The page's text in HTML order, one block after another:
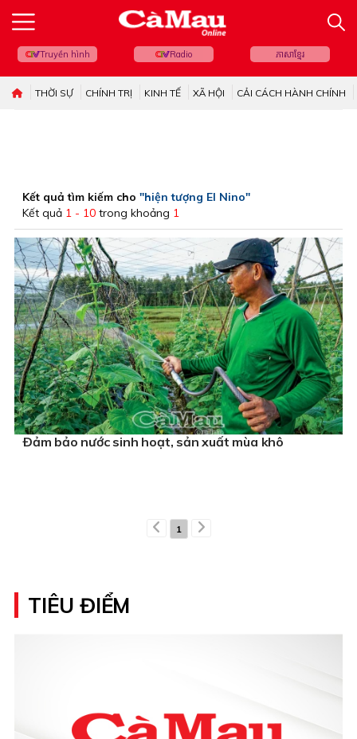
Truyền hình Radio ភាសាខ្មែរ
THỜI SỰ CHÍNH TRỊ KINH TẾ XÃ HỘI CẢI CÁCH HÀNH CHÍNH
Kết quả tìm kiếm cho "hiện tượng El Nino"
Kết quả 1 - 10 trong khoảng 1
Ðảm bảo nước sinh hoạt, sản xuất mùa khô
1
TIÊU ĐIỂM